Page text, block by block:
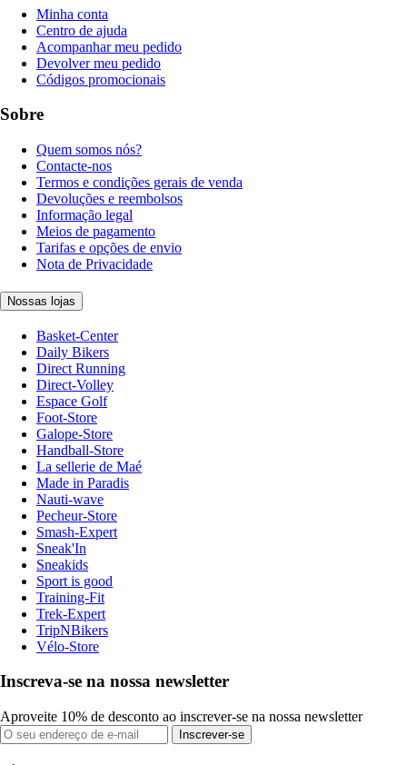
Minha conta
Centro de ajuda
Acompanhar meu pedido
Devolver meu pedido
Códigos promocionais
Sobre
Quem somos nós?
Contacte-nos
Termos e condições gerais de venda
Devoluções e reembolsos
Informação legal
Meios de pagamento
Tarifas e opções de envio
Nota de Privacidade
Nossas lojas
Basket-Center
Daily Bikers
Direct Running
Direct-Volley
Espace Golf
Foot-Store
Galope-Store
Handball-Store
La sellerie de Maé
Made in Paradis
Nauti-wave
Pecheur-Store
Smash-Expert
Sneak'In
Sneakids
Sport is good
Training-Fit
Trek-Expert
TripNBikers
Vélo-Store
Inscreva-se na nossa newsletter
Aproveite 10% de desconto ao inscrever-se na nossa newsletter
Inscrever-se